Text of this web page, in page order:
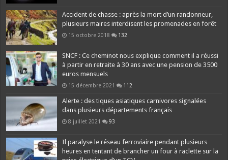
Accident de chasse : après la mort d’un randonneur,
plusieurs maires interdisent les promenades en forêt
15 octobre 2018 132
SNCF : Ce cheminot nous explique comment il a réussi
à partir en retraite à 30 ans avec une pension de 3500
euros mensuels
15 décembre 2021 112
Alerte : des tiques asiatiques carnivores signalées
dans plusieurs départements français
8 juillet 2021 93
Il paralyse le réseau ferroviaire pendant plusieurs
heures en tentant de brancher un four à raclette sur la